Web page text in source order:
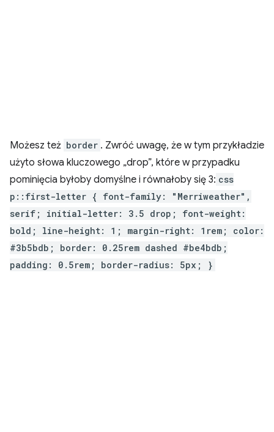
Możesz też border . Zwróć uwagę, że w tym przykładzie
użyto słowa kluczowego „drop”, które w przypadku
pominięcia byłoby domyślne i równałoby się 3: css
p::first-letter { font-family: "Merriweather",
serif; initial-letter: 3.5 drop; font-weight:
bold; line-height: 1; margin-right: 1rem; color:
#3b5bdb; border: 0.25rem dashed #be4bdb;
padding: 0.5rem; border-radius: 5px; }